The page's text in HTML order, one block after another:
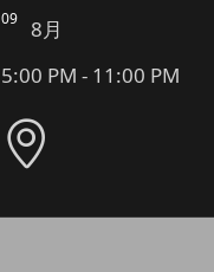
09
8月
5:00 PM - 11:00 PM